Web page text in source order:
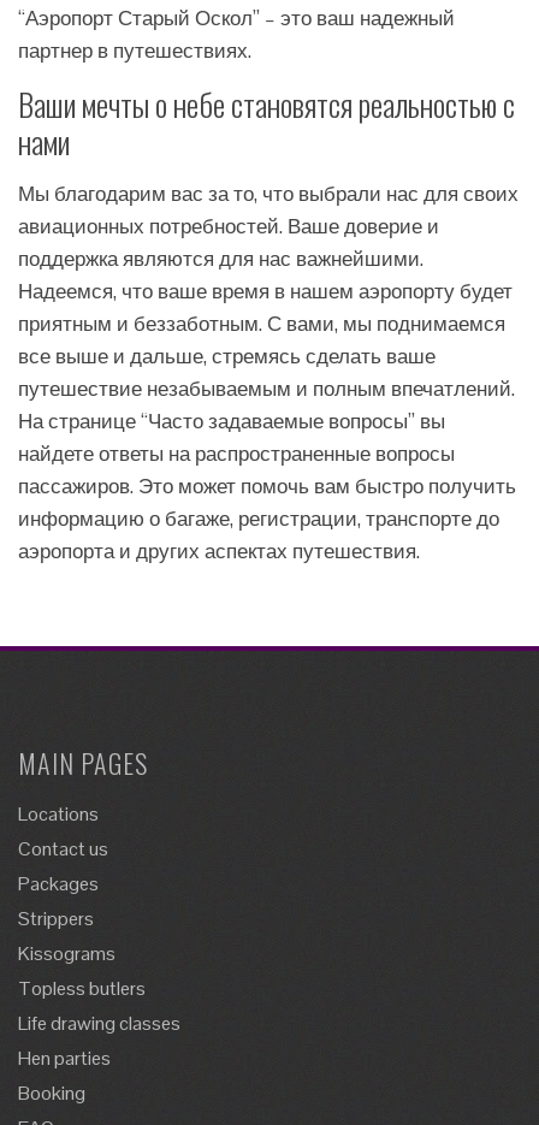
“Аэропорт Старый Оскол” – это ваш надежный
партнер в путешествиях.
Ваши мечты о небе становятся реальностью с
нами
Мы благодарим вас за то, что выбрали нас для своих
авиационных потребностей. Ваше доверие и
поддержка являются для нас важнейшими.
Надеемся, что ваше время в нашем аэропорту будет
приятным и беззаботным. С вами, мы поднимаемся
все выше и дальше, стремясь сделать ваше
путешествие незабываемым и полным впечатлений.
На странице “Часто задаваемые вопросы” вы
найдете ответы на распространенные вопросы
пассажиров. Это может помочь вам быстро получить
информацию о багаже, регистрации, транспорте до
аэропорта и других аспектах путешествия.
MAIN PAGES
Locations
Contact us
Packages
Strippers
Kissograms
Topless butlers
Life drawing classes
Hen parties
Booking